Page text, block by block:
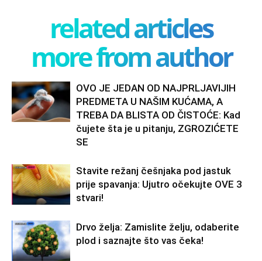
related articles
more from author
OVO JE JEDAN OD NAJPRLJAVIJIH
PREDMETA U NAŠIM KUĆAMA, A
TREBA DA BLISTA OD ČISTOĆE: Kad
čujete šta je u pitanju, ZGROZIĆETE
SE
Stavite režanj češnjaka pod jastuk
prije spavanja: Ujutro očekujte OVE 3
stvari!
Drvo želja: Zamislite želju, odaberite
plod i saznajte što vas čeka!